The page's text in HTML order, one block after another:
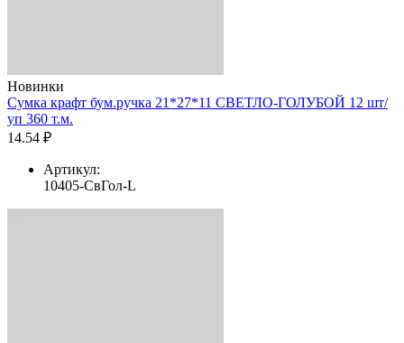
Новинки
Сумка крафт бум.ручка 21*27*11 СВЕТЛО-ГОЛУБОЙ 12 шт/
уп 360 т.м.
14.54 ₽
Артикул:
10405-СвГол-L